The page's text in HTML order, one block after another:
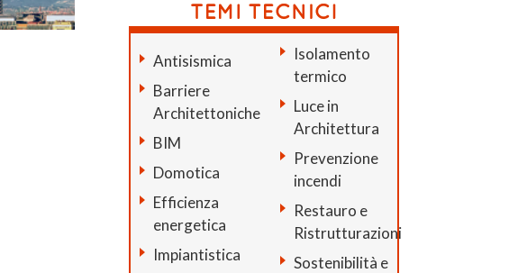
Antisismica
Barriere
Architettoniche
BIM
Domotica
Efficienza
energetica
Impiantistica
Isolamento
termico
Luce in
Architettura
Prevenzione
incendi
Restauro e
Ristrutturazioni
Sostenibilità e